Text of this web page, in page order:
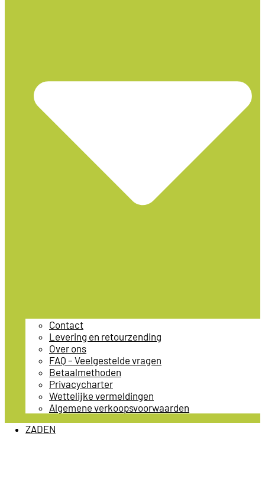
Contact
Levering en retourzending
Over ons
FAQ – Veelgestelde vragen
Betaalmethoden
Privacycharter
Wettelijke vermeldingen
Algemene verkoopsvoorwaarden
ZADEN